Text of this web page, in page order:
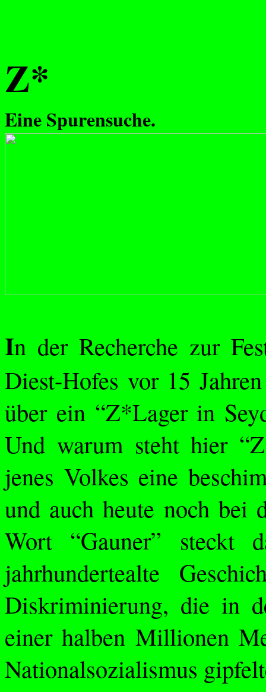
Z*
Eine Spurensuche.
In der Recherche zur
Diest-Hofes vor 15
über ein “Z*Lager in
Und warum steht hier
jenes Volkes eine
und auch heute noch bei
Wort “Gauner” steckt
jahrhundertealte
Diskriminierung, die in
einer halben Millionen
Nationalsozialismus